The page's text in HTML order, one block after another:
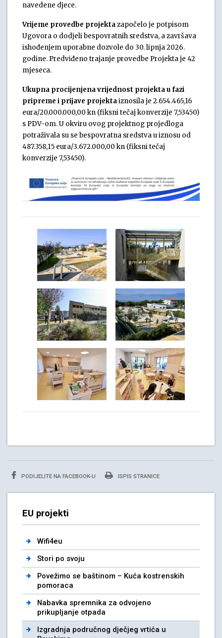
navedene djece.
Vrijeme provedbe projektazapočelo je potpisom
Ugovora o dodjeli bespovratnih sredstva, a završava
ishođenjem uporabne dozvole do 30. lipnja 2026.
godine. Predviđeno trajanje provedbe Projekta je 42
mjeseca.
Ukupna procijenjena vrijednost projektau fazi
pripreme i prijave projektaiznosila je 2.654.465,16
eura/20.000.000,00 kn (fiksni tečaj konverzije 7,53450)
s PDV-om. U okviru ovog projektnog projedloga
potraživala su se bespovratna sredstva u iznosu od
487.358,15 eura/3.672.000,00 kn (fiksni tečaj
konverzije 7,53450).
PODIJELITE NA FACEBOOK-U ISPIS STRANICE
EU projekti
Wifi4eu
Stori po svoju
Povežimo se baštinom – Kuća kostrenskih
pomoraca
Nabavka spremnika za odvojeno
prikupljanje otpada
Izgradnja područnog dječjeg vrtića u